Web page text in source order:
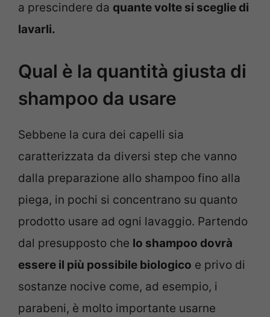
a prescindere da quante volte si sceglie di
lavarli.
Qual è la quantità giusta di
shampoo da usare
Sebbene la cura dei capelli sia
caratterizzata da diversi step che vanno
dalla preparazione allo shampoo fino alla
piega, in pochi si concentrano su quanto
prodotto usare ad ogni lavaggio. Partendo
dal presupposto che lo shampoo dovrà
essere il più possibile biologico e privo di
sostanze nocive come, ad esempio, i
parabeni, è molto importante usarne